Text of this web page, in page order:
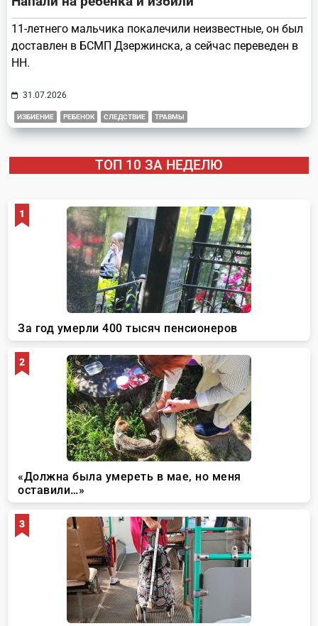
11-летнего мальчика покалечили неизвестные, он был
доставлен в БСМП Дзержинска, а сейчас переведен в
НН.
31.07.2026
ИЗБИЕНИЕ РЕБЕНОК СЛЕДСТВИЕ ТРАВМЫ
ТОП 10 ЗА НЕДЕЛЮ